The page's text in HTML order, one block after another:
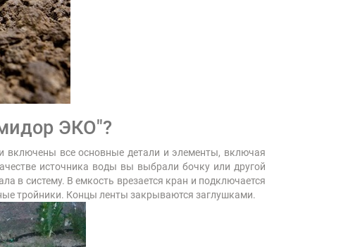
ЭКО"?
включены все основные детали и элементы, включая
источника воды вы выбрали бочку или другой
в систему. В емкость врезается кран и подключается
тройники. Концы ленты закрываются заглушками.